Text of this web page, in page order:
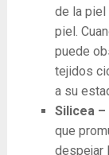
de la piel
piel.
puede
tejidos
a su
Silicea –
que
despejar